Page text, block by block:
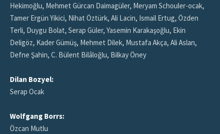
Hekimoğlu, Mehmet Gürcan Daimagüler, Meryam Schouler-ocak,
Tamer Ergün Yikici, Nihat Öztürk, Ali Lacin, Ismail Ertug, Özden
Terli, Duygu Bolat, Serap Güler, Yasemin Karakaşoğlu, Ekin
Deligöz, Kader Gümüş, Mehmet Dilek, Mustafa Akça, Ali Aslan,
Defne Şahin, C. Bülent Bilâloğlu, Bilkay Öney
Dilan Bozyel:
Serap Ocak
Wolfgang Borrs:
Özcan Mutlu